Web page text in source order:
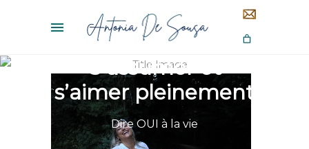
S’assumer et
s’aimer pleinement
Dire OUI à la vie